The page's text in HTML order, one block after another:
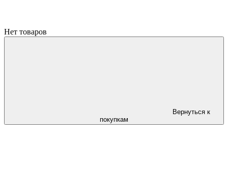
Нет товаров
Вернуться к
покупкам